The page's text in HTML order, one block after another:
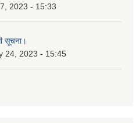
2023 - 15:33
सूचना।
24, 2023 - 15:45